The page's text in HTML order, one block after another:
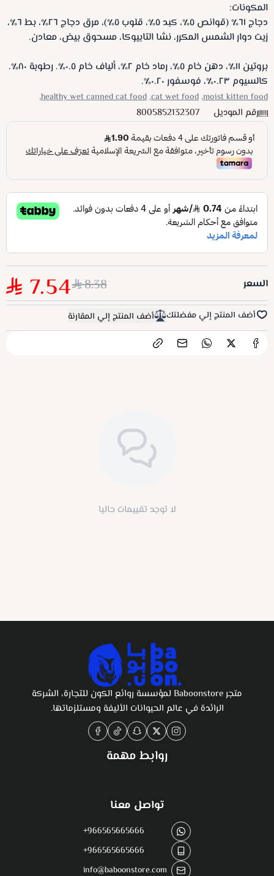
المكونات:
دجاج ٦١٪ (قوانص ٥٪، كبد ٥٪، قلوب ٥٪)، مرق دجاج ٢٦٪، بط ٦٪،
زيت دوار الشمس المكرر، نشا التابيوكا، مسحوق بيض، معادن.
بروتين ١١٪، دهن خام ٥٪، رماد خام ٢٪، ألياف خام ٠.٥٪. ​​رطوبة ٨٠٪.
كالسيوم ٠.٢٣٪، فوسفور ٠.٢٠٪.
moist kitten food,
cat wet food,
healthy wet canned cat food,
رقم الموديل 8005852132307
السعر 8.38
7.54
أضف المنتج إلي مفضلتك أضف المنتج إلي المقارنة
لا توجد تقييمات حاليا
متجر Baboonstore لمؤسسة روائع الكون للتجارة، الشركة
الرائدة في عالم الحيوانات الأليفة ومستلزماتها.
روابط مهمة
تواصل معنا
+966565665666
+966565665666
info@baboonstore.com